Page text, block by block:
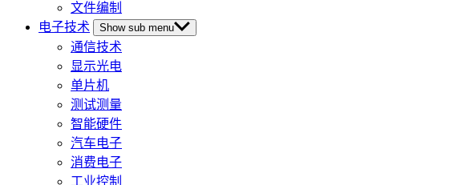
文件编制
电子技术
Show sub menu
通信技术
显示光电
单片机
测试测量
智能硬件
汽车电子
消费电子
工业控制